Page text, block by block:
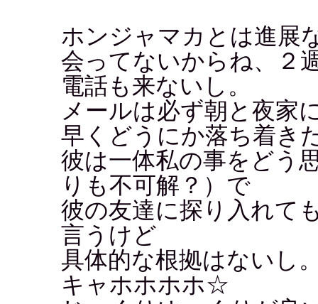
ホンジャマカとは進展
会ってないからね、２
電話も来ないし。
メールは必ず朝と夜家
早くどうにか落ち着き
彼は一体私の事をどう
りも不可解？）で
彼の友達に探り入れて
言うけど
具体的な根拠はないし
キャホホホホ☆